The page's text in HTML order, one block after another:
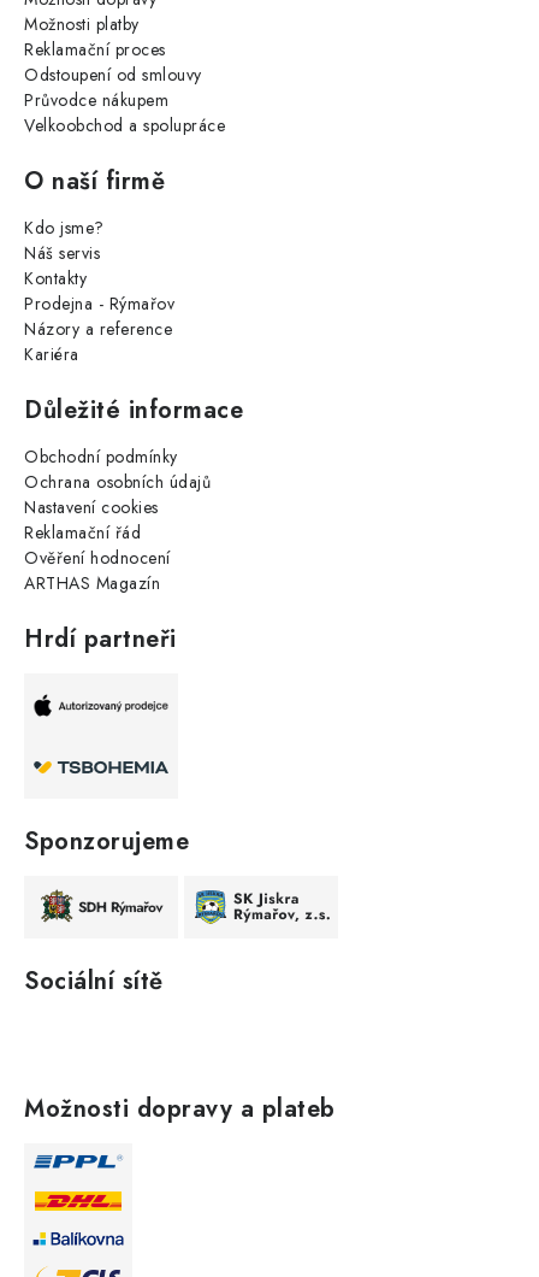
Možnosti platby
Reklamační proces
Odstoupení od smlouvy
Průvodce nákupem
Velkoobchod a spolupráce
O naší firmě
Kdo jsme?
Náš servis
Kontakty
Prodejna - Rýmařov
Názory a reference
Kariéra
Důležité informace
Obchodní podmínky
Ochrana osobních údajů
Nastavení cookies
Reklamační řád
Ověření hodnocení
ARTHAS Magazín
Hrdí partneři
Sponzorujeme
Sociální sítě
Možnosti dopravy a plateb